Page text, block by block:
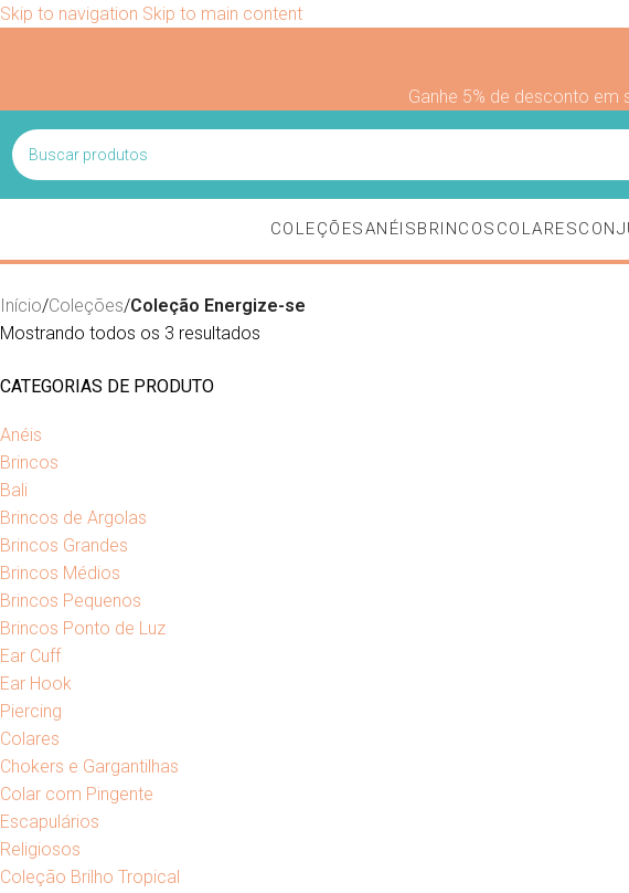
Skip to navigation Skip to main content
Ganhe 5% de desconto em
COLEÇÕESANÉISBRINCOS COLARES
Início/Coleções/Coleção Energize-se
Mostrando todos os 3 resultados
CATEGORIAS DE PRODUTO
Anéis
Brincos
Bali
Brincos de Argolas
Brincos Grandes
Brincos Médios
Brincos Pequenos
Brincos Ponto de Luz
Ear Cuff
Ear Hook
Piercing
Colares
Chokers e Gargantilhas
Colar com Pingente
Escapulários
Religiosos
Coleção Brilho Tropical